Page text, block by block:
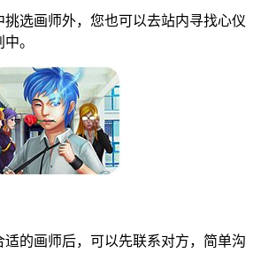
选画师外，您也可以去站内寻找心仪
。
的画师后，可以先联系对方，简单沟